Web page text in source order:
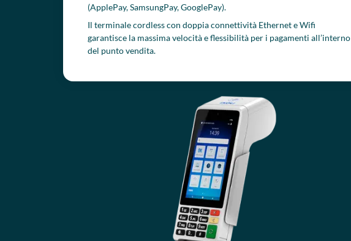
(ApplePay, SamsungPay, GooglePay).
Il terminale cordless con doppia connettività Ethernet e Wifi
garantisce la massima velocità e flessibilità per i pagamenti all’interno
del punto vendita.